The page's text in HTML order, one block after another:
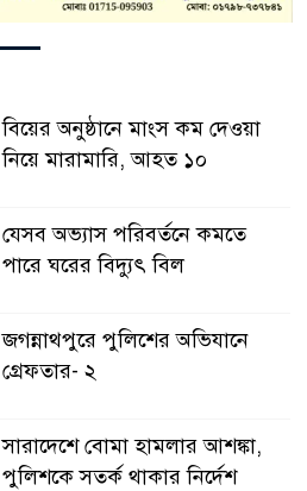
বিয়ের অনুষ্ঠানে মাংস কম দেওয়া
নিয়ে মারামারি, আহত ১০
যেসব অভ্যাস পরিবর্তনে কমতে
পারে ঘরের বিদ্যুৎ বিল
জগন্নাথপুরে পুলিশের অভিযানে
গ্রেফতার- ২
সারাদেশে বোমা হামলার আশঙ্কা,
পুলিশকে সতর্ক থাকার নির্দেশ